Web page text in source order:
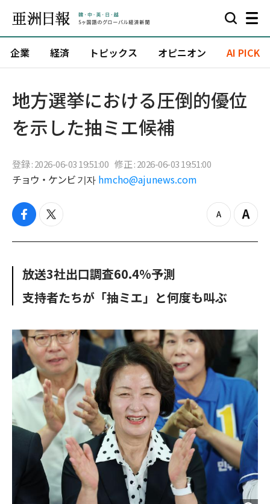
企業 経済 トピックス オピニオン AI PICK
地方選挙における圧倒的優位
を示した抽ミエ候補
登録 : 2026-06-03 19:51:00 修正 : 2026-06-03 19:51:00
チョウ・ケンビ 기자 hmcho@ajunews.com
f
c
o
k
t
i
e
z
o
Z
o
放送3社出口調査60.4%予測
支持者たちが「抽ミエ」と何度も叫ぶ